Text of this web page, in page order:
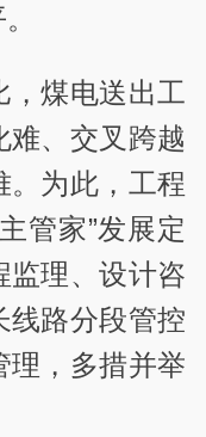
，煤电送出工
难、交叉跨越
。为此，工程
管家”发展定
监理、设计咨
线路分段管控
理，多措并举